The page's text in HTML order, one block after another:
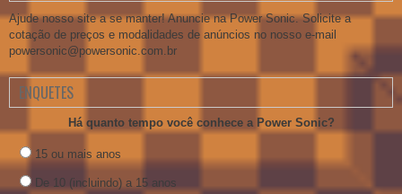
Ajude nosso site a se manter! Anuncie na Power Sonic. Solicite a
cotação de preços e modalidades de anúncios no nosso e-mail
powersonic@powersonic.com.br
ENQUETES
Há quanto tempo você conhece a Power Sonic?
15 ou mais anos
De 10 (incluindo) a 15 anos